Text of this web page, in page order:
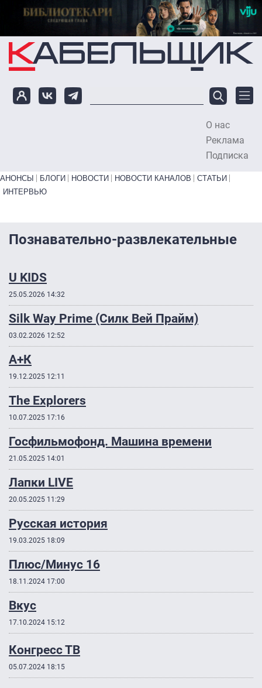
Перейти к основному содержанию
О нас
Реклама
Подписка
Primary links bottom
АНОНСЫ БЛОГИ НОВОСТИ НОВОСТИ КАНАЛОВ
СТАТЬИ
ИНТЕРВЬЮ
Познавательно-развлекательные
U KIDS
25.05.2026 14:32
Silk Way Prime (Силк Вей Прайм)
03.02.2026 12:52
А+К
19.12.2025 12:11
The Explorers
10.07.2025 17:16
Госфильмофонд. Машина времени
21.05.2025 14:01
Лапки LIVE
20.05.2025 11:29
Русская история
19.03.2025 18:09
Плюс/Минус 16
18.11.2024 17:00
Вкус
17.10.2024 15:12
Конгресс ТВ
05.07.2024 18:15